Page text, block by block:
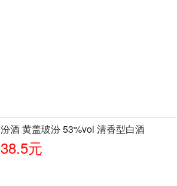
汾酒 黄盖玻汾 53%vol 清香型白酒
38.5元